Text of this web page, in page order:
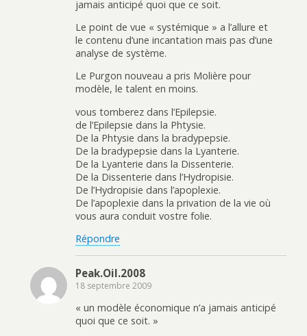
jamais anticipé quoi que ce soit.
Le point de vue « systémique » a l’allure et
le contenu d’une incantation mais pas d’une
analyse de système.
Le Purgon nouveau a pris Molière pour
modèle, le talent en moins.
vous tomberez dans l’Epilepsie.
de l’Epilepsie dans la Phtysie.
De la Phtysie dans la bradypepsie.
De la bradypepsie dans la Lyanterie.
De la Lyanterie dans la Dissenterie.
De la Dissenterie dans l’Hydropisie.
De l’Hydropisie dans l’apoplexie.
De l’apoplexie dans la privation de la vie où
vous aura conduit vostre folie.
Répondre
Peak.Oil.2008
18 septembre 2009
« un modèle économique n’a jamais anticipé
quoi que ce soit. »